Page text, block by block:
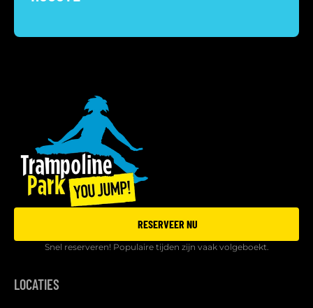
RESERVEER NU
Snel reserveren! Populaire tijden zijn vaak volgeboekt.
LOCATIES